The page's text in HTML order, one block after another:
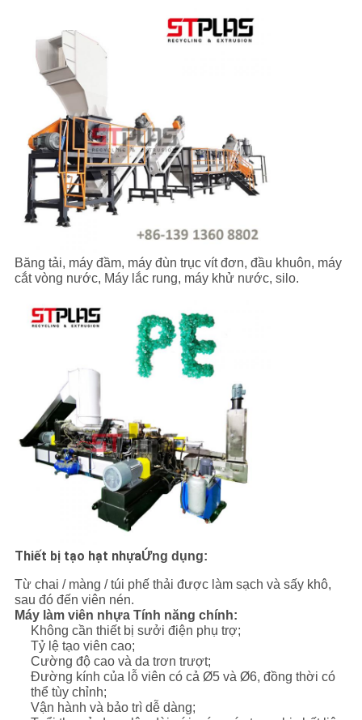
PRIVACY
POLICY
Băng tải, máy đầm, máy đùn trục vít đơn, đầu khuôn, máy
cắt vòng nước, Máy lắc rung, máy khử nước, silo.
Thiết bị tạo hạt nhựaỨng dụng:
Từ chai / màng / túi phế thải được làm sạch và sấy khô,
sau đó đến viên nén.
Máy làm viên nhựa Tính năng chính:
Không cần thiết bị sưởi điện phụ trợ;
Tỷ lệ tạo viên cao;
Cường độ cao và da trơn trượt;
Đường kính của lỗ viên có cả Ø5 và Ø6, đồng thời có
thể tùy chỉnh;
Vận hành và bảo trì dễ dàng;